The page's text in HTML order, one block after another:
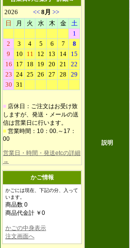
■ 店休日：ご注文はお受け致
しますが、発送・メールの送
信は営業日に行います。
■ 営業時間：10：00.～17：
00
営業日・時間・発送etcの詳細
→
かご情報
かごには現在、下記の分、入って
います。
商品数 0
商品代金計 ￥0
かごの中身表示
注文画面へ
説明